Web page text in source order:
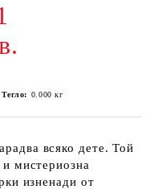
Тегло: 0.000 кг
всяко дете. Той
мистериозна
изненади от